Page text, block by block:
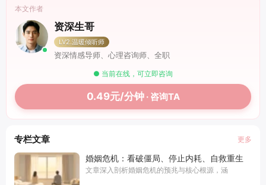
本文作者
资深生哥
LV2.温暖倾听师
资深情感导师、心理咨询师、全职
● 当前在线，可立即咨询
0.49元/分钟· 咨询TA
专栏文章 更多
婚姻危机：看破僵局、停止内耗、自救重生
文章深入剖析婚姻危机的预兆与核心根源，涵